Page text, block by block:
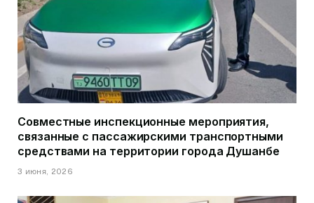
Совместные инспекционные мероприятия,
связанные с пассажирскими транспортными
средствами на территории города Душанбе
3 июня, 2026